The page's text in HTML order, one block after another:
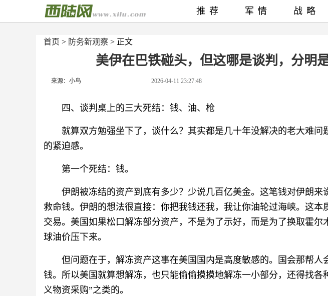
首页 > 防务新观察 > 正文
美伊在巴铁碰头，但这哪是谈判，分明
来源：小鸟 2026-04-11 23:27:48
四、谈判桌上的三大死结：钱、油、枪
就算双方勉强坐下了，谈什么？其实都是几十年没解决的老大难问
的紧迫感。
第一个死结：钱。
伊朗被冻结的资产到底有多少？少说几百亿美金。这笔钱对伊朗来
救命钱。伊朗的想法很直接：你把我钱还我，我让你油轮过海峡。这本
交易。美国如果松口解冻部分资产，不是为了示好，而是为了换取霍尔
球油价压下来。
但问题在于，解冻资产这事在美国国内是高度敏感的。国会那帮人
钱。所以美国就算想解冻，也只能偷偷摸摸地解冻一小部分，还得找各
义物资采购”之类的。
推荐 军情 战略